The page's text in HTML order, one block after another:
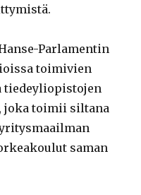
Parlamentin
toimivien
tiedeyliopistojen
joka toimii siltana
saman